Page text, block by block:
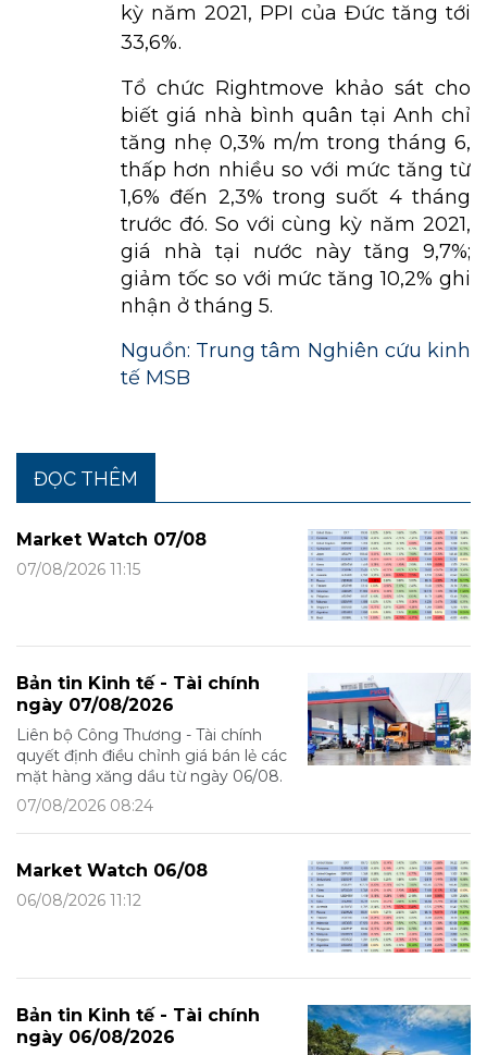
kỳ năm 2021, PPI của Đức tăng tới
33,6%.
Tổ chức Rightmove khảo sát cho
biết giá nhà bình quân tại Anh chỉ
tăng nhẹ 0,3% m/m trong tháng 6,
thấp hơn nhiều so với mức tăng từ
1,6% đến 2,3% trong suốt 4 tháng
trước đó. So với cùng kỳ năm 2021,
giá nhà tại nước này tăng 9,7%;
giảm tốc so với mức tăng 10,2% ghi
nhận ở tháng 5.
Nguồn: Trung tâm Nghiên cứu kinh
tế MSB
ĐỌC THÊM
Market Watch 07/08
07/08/2026 11:15
Bản tin Kinh tế - Tài chính
ngày 07/08/2026
Liên bộ Công Thương - Tài chính
quyết định điều chỉnh giá bán lẻ các
mặt hàng xăng dầu từ ngày 06/08.
07/08/2026 08:24
Market Watch 06/08
06/08/2026 11:12
Bản tin Kinh tế - Tài chính
ngày 06/08/2026